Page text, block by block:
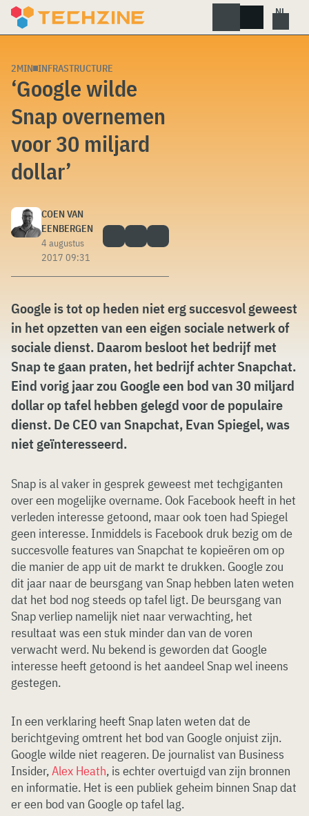
Skip
2MIN INFRASTRUCTURE
‘Google wilde
Snap overnemen
voor 30 miljard
dollar’
COEN VAN
EENBERGEN
4 augustus
2017 09:31
Google is tot op heden niet erg succesvol geweest
in het opzetten van een eigen sociale netwerk of
sociale dienst. Daarom besloot het bedrijf met
Snap te gaan praten, het bedrijf achter Snapchat.
Eind vorig jaar zou Google een bod van 30 miljard
dollar op tafel hebben gelegd voor de populaire
dienst. De CEO van Snapchat, Evan Spiegel, was
niet geïnteresseerd.
Snap is al vaker in gesprek geweest met techgiganten
over een mogelijke overname. Ook Facebook heeft in het
verleden interesse getoond, maar ook toen had Spiegel
geen interesse. Inmiddels is Facebook druk bezig om de
succesvolle features van Snapchat te kopieëren om op
die manier de app uit de markt te drukken. Google zou
dit jaar naar de beursgang van Snap hebben laten weten
dat het bod nog steeds op tafel ligt. De beursgang van
Snap verliep namelijk niet naar verwachting, het
resultaat was een stuk minder dan van de voren
verwacht werd. Nu bekend is geworden dat Google
interesse heeft getoond is het aandeel Snap wel ineens
gestegen.
In een verklaring heeft Snap laten weten dat de
berichtgeving omtrent het bod van Google onjuist zijn.
Google wilde niet reageren. De journalist van Business
Insider,Alex Heath, is echter overtuigd van zijn bronnen
en informatie. Het is een publiek geheim binnen Snap dat
er een bod van Google op tafel lag.